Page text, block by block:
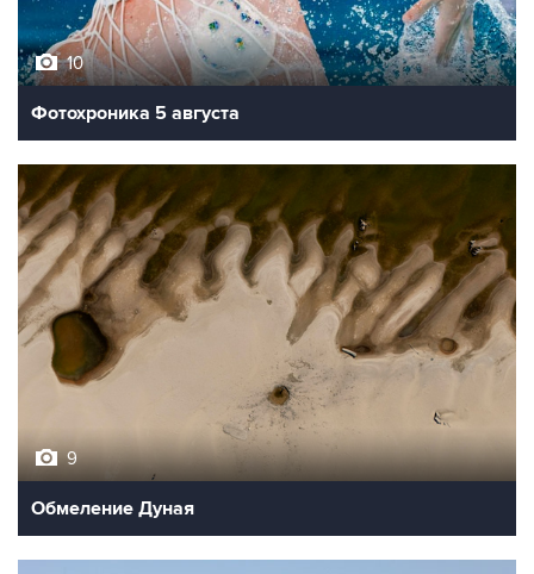
10
Фотохроника 5 августа
9
Обмеление Дуная